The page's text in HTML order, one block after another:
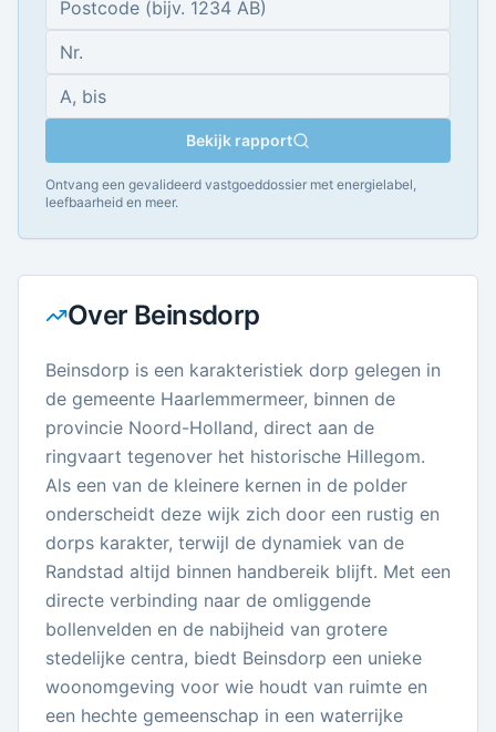
Bekijk rapport
Ontvang een gevalideerd vastgoeddossier met energielabel,
leefbaarheid en meer.
Over Beinsdorp
Beinsdorp is een karakteristiek dorp gelegen in
de gemeente Haarlemmermeer, binnen de
provincie Noord-Holland, direct aan de
ringvaart tegenover het historische Hillegom.
Als een van de kleinere kernen in de polder
onderscheidt deze wijk zich door een rustig en
dorps karakter, terwijl de dynamiek van de
Randstad altijd binnen handbereik blijft. Met een
directe verbinding naar de omliggende
bollenvelden en de nabijheid van grotere
stedelijke centra, biedt Beinsdorp een unieke
woonomgeving voor wie houdt van ruimte en
een hechte gemeenschap in een waterrijke